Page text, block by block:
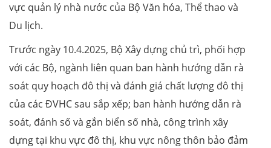
vực quản lý nhà nước của Bộ Văn hóa, Thể thao và
Du lịch.
Trước ngày 10.4.2025, Bộ Xây dựng chủ trì, phối hợp
với các Bộ, ngành liên quan ban hành hướng dẫn rà
soát quy hoạch đô thị và đánh giá chất lượng đô thị
của các ĐVHC sau sắp xếp; ban hành hướng dẫn rà
soát, đánh số và gắn biển số nhà, công trình xây
dựng tại khu vực đô thị, khu vực nông thôn bảo đảm